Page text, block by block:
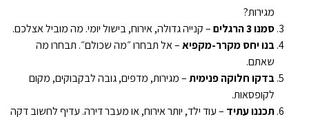
מגירות?
סמנו 3 הרגלים
– קנייה גדולה, אירוח, בישול יומי. מה מוביל אצלכם.
בנו יחס מקרר-מקפיא– אל תבחרו ״מה שכולם״. תבחרו מה
שאתם.
בדקו חלוקה פנימית– מגירות, מדפים, גובה לבקבוקים, מקום
לקופסאות.
תכננו עתיד – עוד ילד, יותר אירוח, או מעבר דירה. עדיף לחשוב דקה